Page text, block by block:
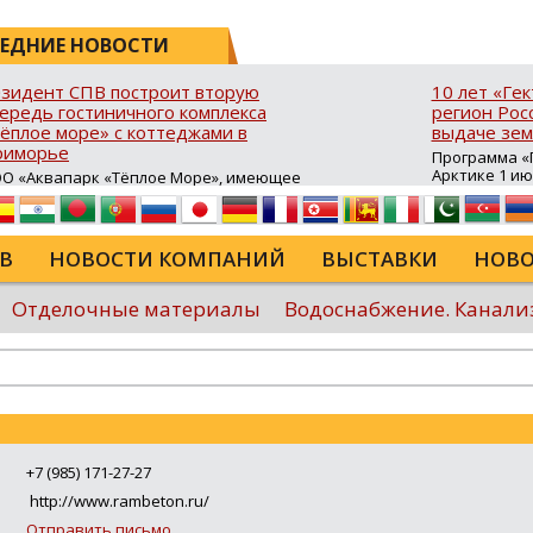
НОВОСТИ
СПВ построит вторую
гостиничного комплекса
море» с коттеджами в
«Аквапарк «Тёплое Море», имеющее
резидента свободного порта
(СПВ), продолжает развитие
инфраструктуры в Хасанском
Приморского края. В посёлке
на юго‑восточном побережье
Брюса стартовало
второй очереди гостиничного
«Тёплое море». В рамках проекта
процедура свободной таможенной
(СТЗ), позволяющая ...
10 лет
регион
выдаче
Программа
Арктике 1
10 лет в ДФО
время она
для
сельского
программы
России...
НОВОСТИ КОМПАНИЙ ВЫСТАВКИ
Отделочные материалы Водоснабжение.
Еще
+7 (985) 171-27-27
http://www.rambeton.ru/